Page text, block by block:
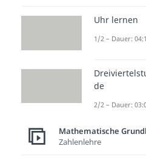
Dauer: 04:44
Dauer: 03:30
Zahlenstrahl
Dauer: 04:31
Dauer: 04:39
Uhr lernen
1/2 – Dauer:
de
2/2 – Dauer:
Mathematische
Zahlenlehre